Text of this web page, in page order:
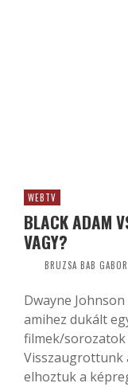
WEBTV
BLACK ADAM
VAGY?
BRUZSA BAB GABOR
Dwayne
amihez dukált
filmek/sorozatok
Visszaugrottunk
elhoztuk a